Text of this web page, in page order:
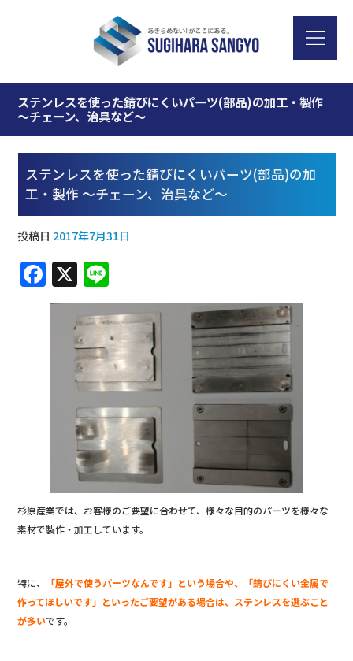
ステンレスを使った錆びにくいパーツ(部品)の加工・製作
～チェーン、治具など～
ステンレスを使った錆びにくいパーツ(部品)の加
工・製作 ～チェーン、治具など～
投稿日 2017年7月31日
F
a
X
n
e
杉原産業では、お客様のご要望に合わせて、様々な目的のパーツを様々な
素材で製作・加工しています。
特に、
「屋外で使うパーツなんです」という場合や、「錆びにくい金属で
作ってほしいです」といったご要望がある場合は、ステンレスを選ぶこと
が多いです。